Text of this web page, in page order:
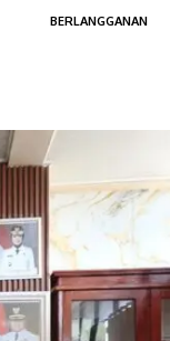
BERLANGGANAN